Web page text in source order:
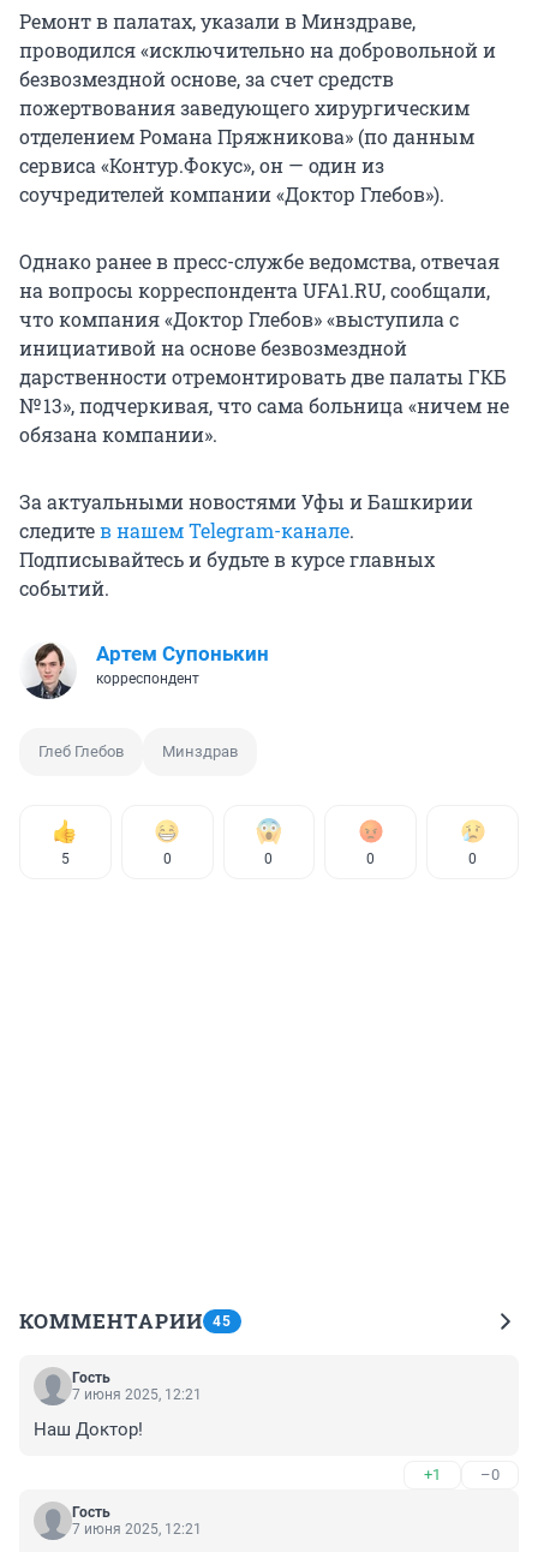
Ремонт в палатах, указали в Минздраве,
проводился «исключительно на добровольной и
безвозмездной основе, за счет средств
пожертвования заведующего хирургическим
отделением Романа Пряжникова» (по данным
сервиса «Контур.Фокус», он — один из
соучредителей компании «Доктор Глебов»).
Однако ранее в пресс-службе ведомства, отвечая
на вопросы корреспондента UFA1.RU, сообщали,
что компания «Доктор Глебов» «выступила с
инициативой на основе безвозмездной
дарственности отремонтировать две палаты ГКБ
№ 13», подчеркивая, что сама больница «ничем не
обязана компании».
За актуальными новостями Уфы и Башкирии
следитев нашем Telegram-канале.
Подписывайтесь и будьте в курсе главных
событий.
Артем Супонькин
корреспондент
Глеб Глебов Минздрав
5 0 0 0 0
КОММЕНТАРИИ 45
Гость
7 июня 2025, 12:21
Наш Доктор!
+1 –0
Гость
7 июня 2025, 12:21